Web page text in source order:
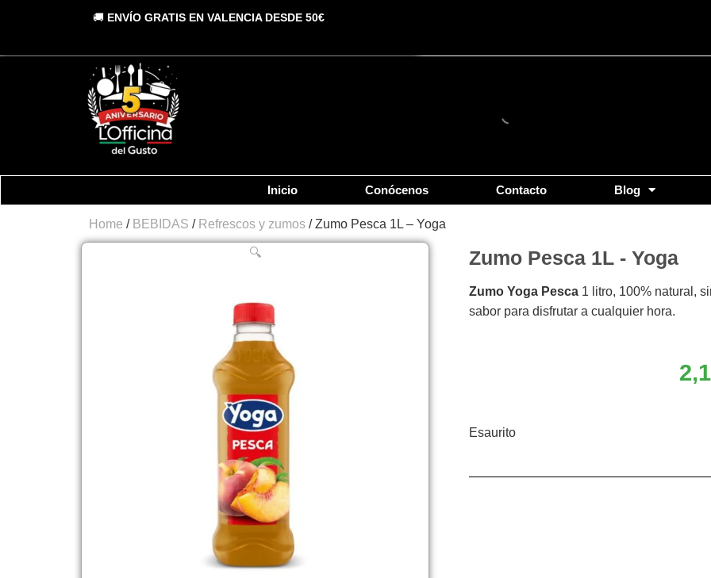
🚚 ENVÍO GRATIS EN VALENCIA DESDE 50€
Inicio Conócenos Contacto Blog
Home / BEBIDAS / Refrescos y zumos / Zumo Pesca 1L – Yoga
🔍 Zumo Pesca 1L - Yoga
Zumo Yoga Pesca 1 litro, 100% natural,
sabor para disfrutar a cualquier hora.
Esaurito